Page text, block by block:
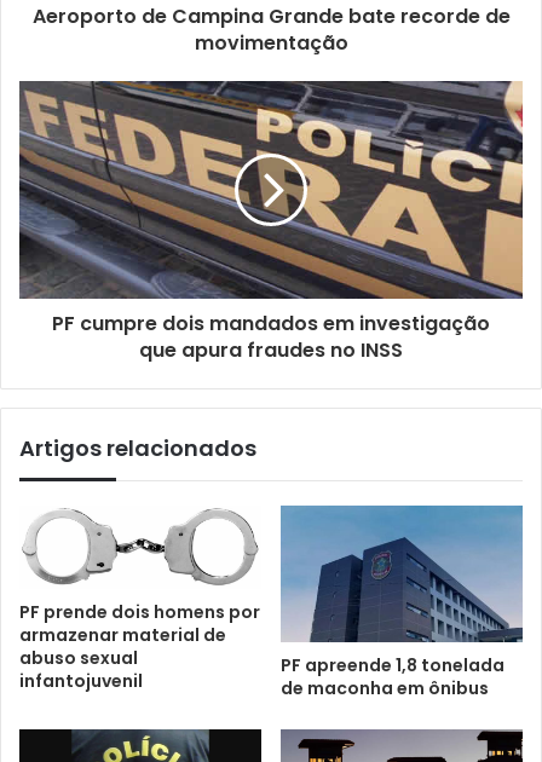
Aeroporto de Campina Grande bate recorde de
movimentação
PF cumpre dois mandados em investigação
que apura fraudes no INSS
Artigos relacionados
PF prende dois homens por
armazenar material de
abuso sexual
infantojuvenil
PF apreende 1,8 tonelada
de maconha em ônibus